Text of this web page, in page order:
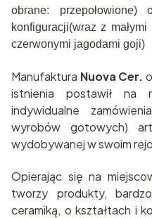
obrane:
konfiguracji(wraz z
czerwonymi jagodami goji)
Manufaktura Nuova Cer.
istnienia postawił na
indywidualne
wyrobów gotowych)
wydobywanej w swoim
Opierając się na
tworzy produkty,
ceramiką, o kształtach i